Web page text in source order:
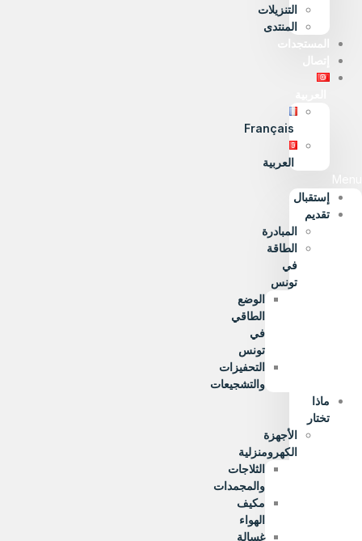
التنزيلات
المنتدى
المستجدات
Français
العربية
إستقبال
تقديم
المبادرة
الطاقة
في
تونس
الوضع
الطاقي
في
تونس
التحفيزات
والتشجيعات
ماذا
تختار
الأجهزة
الكهرومنزلية
الثلاجات
والمجمدات
مكيف
الهواء
غسالة